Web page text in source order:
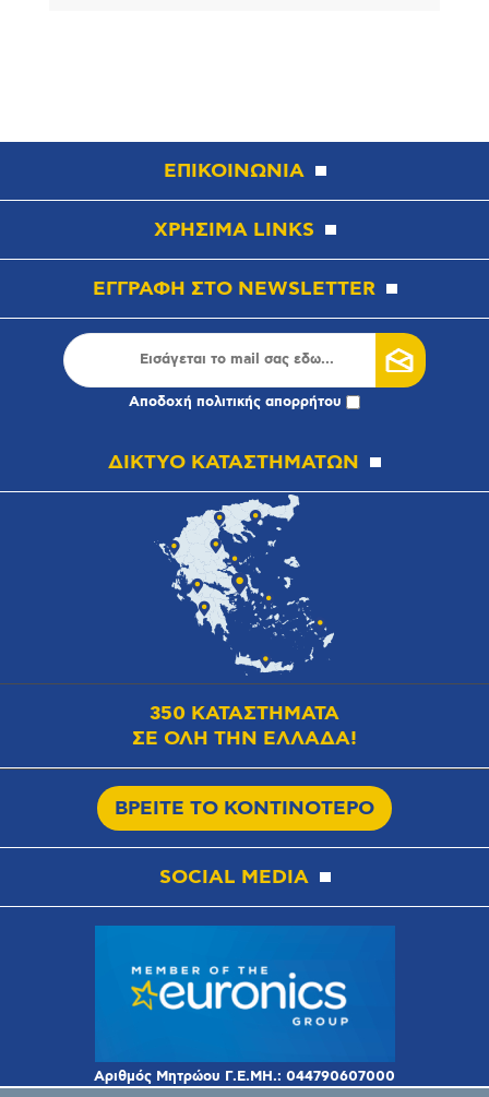
ΕΠΙΚΟΙΝΩΝΙΑ
ΧΡΗΣΙΜΑ LINKS
ΕΓΓΡΑΦΗ ΣΤΟ NEWSLETTER
Αποδοχή πολιτικής απορρήτου
ΔΙΚΤΥΟ ΚΑΤΑΣΤΗΜΑΤΩΝ
350 ΚΑΤΑΣΤΗΜΑΤΑ
ΣΕ ΟΛΗ ΤΗΝ ΕΛΛΑΔΑ!
ΒΡΕΙΤΕ ΤΟ ΚΟΝΤΙΝΟΤΕΡΟ
SOCIAL MEDIA